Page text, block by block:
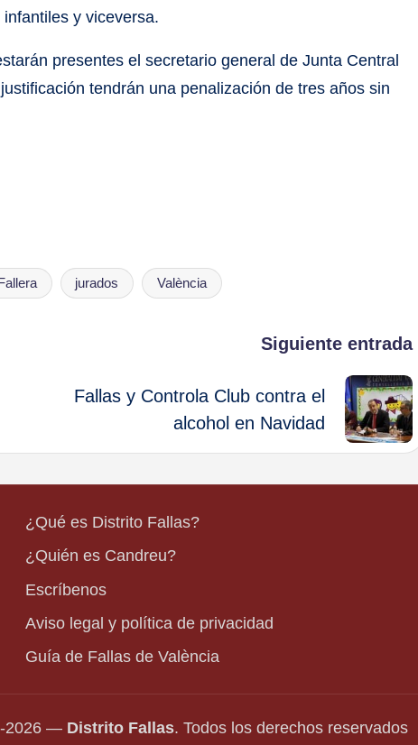
y viceversa.
presentes el secretario general de Junta Central
tendrán una penalización de tres años sin
jurados València
Siguiente entrada
Fallas y Controla Club contra el
alcohol en Navidad
¿Qué es Distrito Fallas?
¿Quién es Candreu?
Escríbenos
Aviso legal y política de privacidad
Guía de Fallas de València
2026 — Distrito Fallas. Todos los derechos reservados